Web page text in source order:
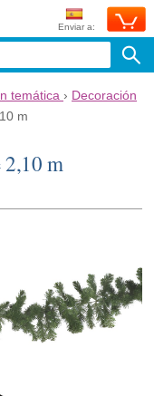
Enviar a:
temática › Decoración
m
2,10 m